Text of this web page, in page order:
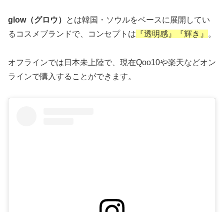
glow（グロウ）
とは韓国・ソウルをベースに展開してい
るコスメブランドで、コンセプトは 『透明感』『輝き』 。
オフラインでは日本未上陸で、現在Qoo10や楽天などオン
ラインで購入することができます。